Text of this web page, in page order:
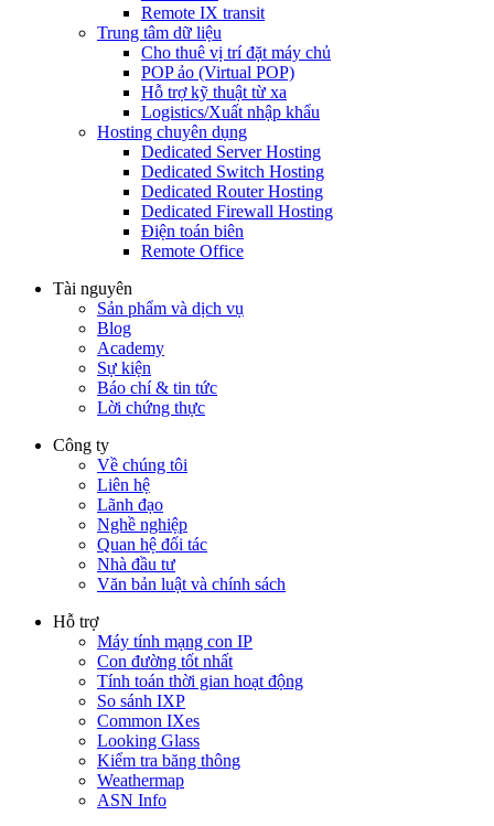
Remote IX transit
Trung tâm dữ liệu
Cho thuê vị trí đặt máy chủ
POP ảo (Virtual POP)
Hỗ trợ kỹ thuật từ xa
Logistics/Xuất nhập khẩu
Hosting chuyên dụng
Dedicated Server Hosting
Dedicated Switch Hosting
Dedicated Router Hosting
Dedicated Firewall Hosting
Điện toán biên
Remote Office
Tài nguyên
Sản phẩm và dịch vụ
Blog
Academy
Sự kiện
Báo chí & tin tức
Lời chứng thực
Công ty
Về chúng tôi
Liên hệ
Lãnh đạo
Nghề nghiệp
Quan hệ đối tác
Nhà đầu tư
Văn bản luật và chính sách
Hỗ trợ
Máy tính mạng con IP
Con đường tốt nhất
Tính toán thời gian hoạt động
So sánh IXP
Common IXes
Looking Glass
Kiểm tra băng thông
Weathermap
ASN Info